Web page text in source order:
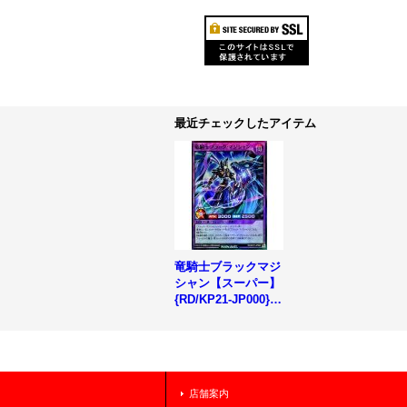
最近チェックしたアイテム
竜騎士ブラックマジ
シャン【スーパー】
{RD/KP21-JP000}
店舗案内